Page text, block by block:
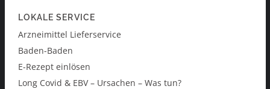
LOKALE SERVICE
Arzneimittel Lieferservice
Baden-Baden
E-Rezept einlösen
Long Covid & EBV – Ursachen – Was tun?